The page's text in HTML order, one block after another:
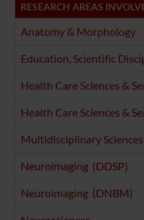
RESEARCH AREAS
Anatomy & Morphology
Education, Scientific
Health Care Sciences &
Health Care Sciences &
Multidisciplinary Sciences
Neuroimaging (DDSP)
Neuroimaging (DNBM)